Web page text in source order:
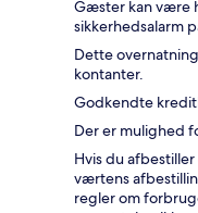
Gæster kan være
sikkerhedsalarm
Dette
kontanter.
Godkendte
Der er mulighed
Hvis du
værtens
regler om